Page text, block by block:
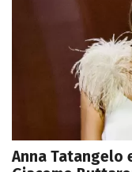
Anna Tatangelo